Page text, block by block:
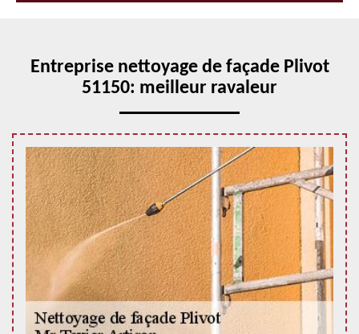
Entreprise nettoyage de façade Plivot
51150: meilleur ravaleur